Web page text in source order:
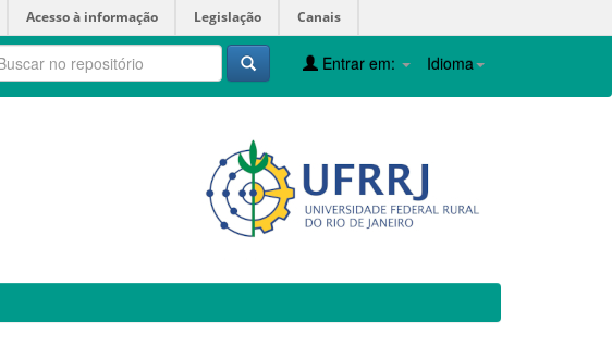
Acesso à informação Legislação Canais
Idioma
Entrar em: